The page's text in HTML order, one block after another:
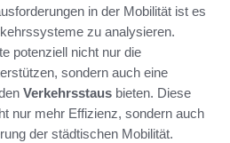
in der Mobilität ist es
zu analysieren.
potenziell nicht nur die
sondern auch eine
Verkehrsstaus bieten. Diese
nur mehr Effizienz, sondern auch
der städtischen Mobilität.